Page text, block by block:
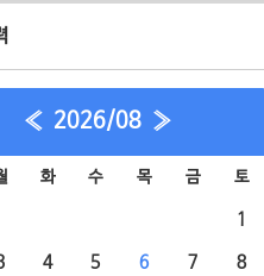
« 2026/08 »
화 수 목 금 토
1
4 5 6 7 8